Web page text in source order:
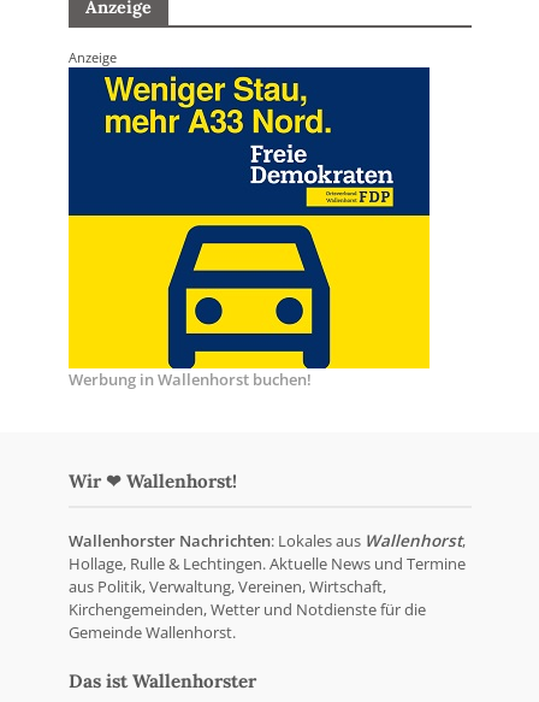
Anzeige
Anzeige
Werbung in Wallenhorst buchen!
Wir ❤ Wallenhorst!
Wallenhorster Nachrichten: Lokales aus Wallenhorst,
Hollage, Rulle & Lechtingen. Aktuelle News und Termine
aus Politik, Verwaltung, Vereinen, Wirtschaft,
Kirchengemeinden, Wetter und Notdienste für die
Gemeinde Wallenhorst.
Das ist Wallenhorster